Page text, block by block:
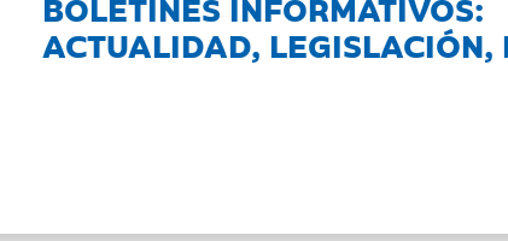
ACTUALIDAD, LEGISLACIÓN,